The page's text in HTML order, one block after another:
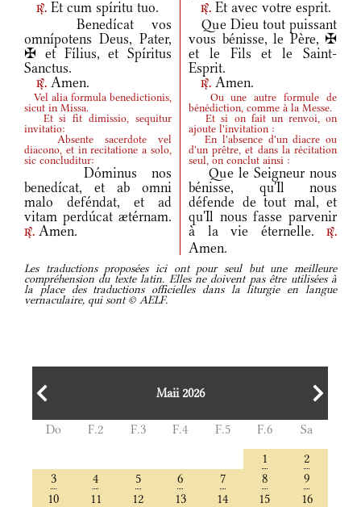
r. Et cum spíritu tuo. r. Et avec votre esprit.
Benedícat vos
omnípotens Deus, Pater,
✠ et Fílius, et Spíritus
Sanctus.
Que Dieu tout puissant
vous bénisse, le Père, ✠
et le Fils et le Saint-
Esprit.
r. Amen. r. Amen.
Vel alia formula benedictionis,
sicut in Missa.
Ou une autre formule de
bénédiction, comme à la Messe.
Et si fit dimissio, sequitur
invitatio:
Et si on fait un renvoi, on
ajoute l'invitation :
Absente sacerdote vel
diacono, et in recitatione a solo,
sic concluditur:
En l'absence d'un diacre ou
d'un prêtre, et dans la récitation
seul, on conclut ainsi :
Dóminus nos
benedícat, et ab omni
malo deféndat, et ad
vitam perdúcat ætérnam.
r. Amen.
Que le Seigneur nous
bénisse, qu'Il nous
défende de tout mal, et
qu'Il nous fasse parvenir
à la vie éternelle.
r.
Amen.
Les traductions proposées ici ont pour seul but une meilleure
compréhension du texte latin. Elles ne doivent pas être utilisées à
la place des traductions officielles dans la liturgie en langue
vernaculaire, qui sont © AELF.
Maii 2026
Do F.2 F.3 F.4 F.5 F.6
Sa
1
2
3
4 5 6 7 8
9
10
11 12 13 14 15
16